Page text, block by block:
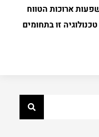
ארוכות הטווח
זו בתחומים